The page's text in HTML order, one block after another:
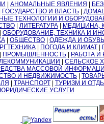
АНОМАЛЬНЫЕ ЯВЛЕНИЯ
ГОСУДАРСТВО И ВЛАСТЬ
ТЕХНОЛОГИИ И
| ЛИТЕРАТУРА|
МЕДИЦИНА,
ОБОРУДОВАНИЕ, ТЕХНИКА И
ОБЩЕСТВО ОДЕЖДА И ОБУВЬ
ПОГОДА И КЛИМАТ
ПРОМЫШЛЕННОСТЬ РАБОТА И
СЕЛЬСКОЕ
МАССОВОЙ
И НЕДВИЖИМОСТЬ
ТРАНСПОРТ| ТУРИЗМ И
ЮРИДИЧЕСКИЕ УСЛУГИ